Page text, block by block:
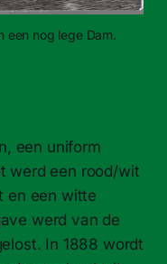
een nog lege Dam.
een uniform
werd een rood/wit
en een witte
werd van de
In 1888 wordt